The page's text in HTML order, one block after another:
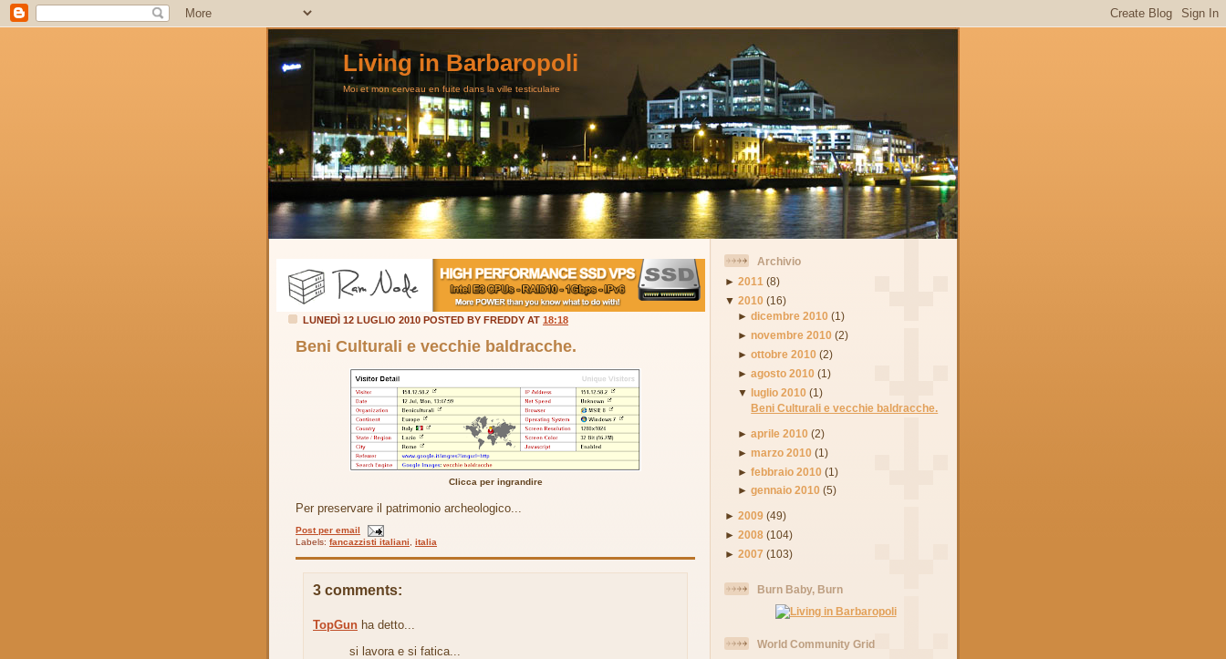
Living in Barbaropoli
Moi et mon cerveau en fuite dans la ville testiculaire
LUNEDÌ 12 LUGLIO 2010 POSTED BY FREDDY AT 18:18
Beni Culturali e vecchie baldracche.
Clicca per ingrandire
Per preservare il patrimonio archeologico...
Post per email
Labels: fancazzisti italiani italia
3 comments:
TopGun ha detto...
si lavora e si fatica...
Archivio
► 2011 (8)
▼ 2010 (16)
►dicembre 2010 (1)
►novembre 2010 (2)
►ottobre 2010 (2)
►agosto 2010 (1)
▼ luglio 2010 (1)
Beni Culturali e vecchie baldracche.
►aprile 2010 (2)
►marzo 2010 (1)
►febbraio 2010 (1)
►gennaio 2010 (5)
► 2009 (49)
► 2008 (104)
► 2007 (103)
Burn Baby, Burn
World Community Grid